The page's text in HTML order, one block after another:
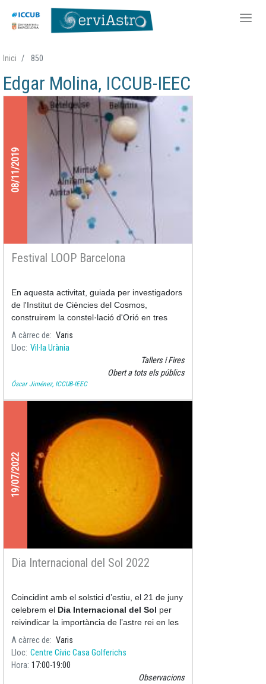
contingut
Inici 850
Edgar Molina, ICCUB-IEEC
08/11/2019
Festival LOOP Barcelona
En aquesta activitat, guiada per investigadors
de l'Institut de Ciències del Cosmos,
construirem la constel·lació d'Orió en tres
dimensions.
A càrrec de
Varis
Lloc Vil·la Urània
Tallers i Fires
Obert a tots els públics
Óscar Jiménez, ICCUB-IEEC
19/07/2022
Dia Internacional del Sol 2022
Coincidint amb el solstici d’estiu, el 21 de juny
celebrem el Dia Internacional del Sol per
reivindicar la importància de l’astre rei en les
nostres vides.
A càrrec de
Varis
Lloc Centre Cívic Casa Golferichs
Hora 17:00 19:00
Observacions